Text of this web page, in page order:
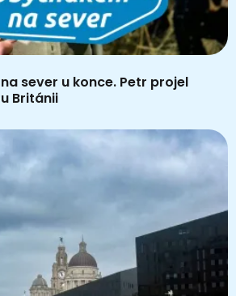
sever u konce. Petr projel
Británii